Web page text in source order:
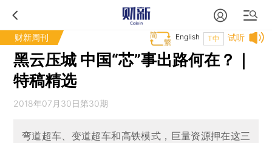
财新周刊 试听
T中
English
黑云压城 中国“芯”事出路何在？｜
特稿精选
2018年07月30日第30期
弯道超车、变道超车和高铁模式，巨量资源押在这三